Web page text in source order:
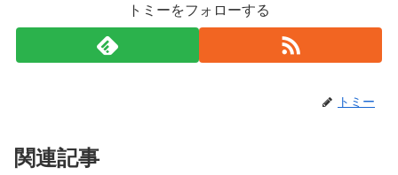
トミーをフォローする
トミー
関連記事